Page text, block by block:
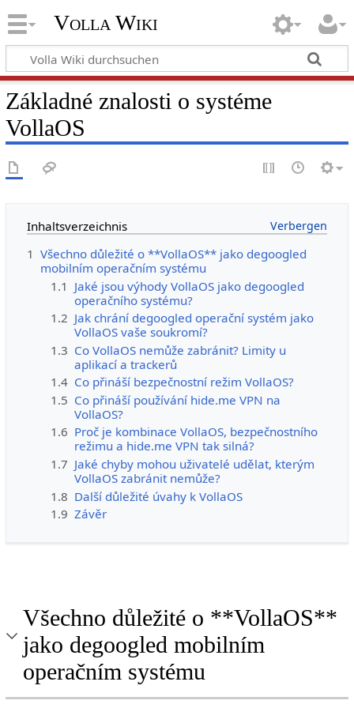
Volla Wiki
Základné znalosti o systéme
VollaOS
Inhaltsverzeichnis
1 Všechno důležité o **VollaOS** jako degoogled
mobilním operačním systému
1.1 Jaké jsou výhody VollaOS jako degoogled
operačního systému?
1.2 Jak chrání degoogled operační systém jako
VollaOS vaše soukromí?
1.3 Co VollaOS nemůže zabránit? Limity u
aplikací a trackerů
1.4 Co přináší bezpečnostní režim VollaOS?
1.5 Co přináší používání hide.me VPN na
VollaOS?
1.6 Proč je kombinace VollaOS, bezpečnostního
režimu a hide.me VPN tak silná?
1.7 Jaké chyby mohou uživatelé udělat, kterým
VollaOS zabránit nemůže?
1.8 Další důležité úvahy k VollaOS
1.9 Závěr
Všechno důležité o **VollaOS**
jako degoogled mobilním
operačním systému